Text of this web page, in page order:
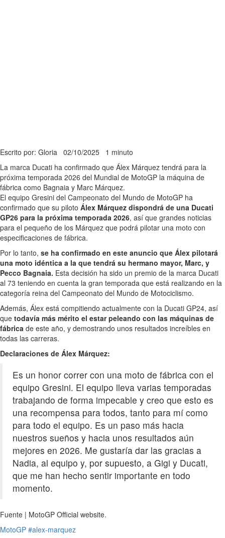
Escrito por: Gloria 02/10/2025 1 minuto
La marca Ducati ha confirmado que Álex Márquez tendrá para la
próxima temporada 2026 del Mundial de MotoGP la máquina de
fábrica como Bagnaia y Marc Márquez.
El equipo Gresini del Campeonato del Mundo de MotoGP ha
confirmado que su piloto Álex Márquez dispondrá de una Ducati
GP26 para la próxima temporada 2026, así que grandes noticias
para el pequeño de los Márquez que podrá pilotar una moto con
especificaciones de fábrica.
Por lo tanto, se ha confirmado en este anuncio que Álex pilotará
una moto idéntica a la que tendrá su hermano mayor, Marc, y
Pecco Bagnaia. Esta decisión ha sido un premio de la marca Ducati
al 73 teniendo en cuenta la gran temporada que está realizando en la
categoría reina del Campeonato del Mundo de Motociclismo.
Además, Álex está compitiendo actualmente con la Ducati GP24, así
que todavía más mérito el estar peleando con las máquinas de
fábrica de este año, y demostrando unos resultados increíbles en
todas las carreras.
Declaraciones de Álex Márquez:
Es un honor correr con una moto de fábrica con el
equipo Gresini. El equipo lleva varias temporadas
trabajando de forma impecable y creo que esto es
una recompensa para todos, tanto para mí como
para todo el equipo. Es un paso más hacia
nuestros sueños y hacia unos resultados aún
mejores en 2026. Me gustaría dar las gracias a
Nadia, al equipo y, por supuesto, a Gigi y Ducati,
que me han hecho sentir importante en todo
momento.
Fuente | MotoGP Official website.
MotoGP #alex-marquez